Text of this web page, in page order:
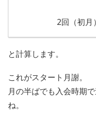
2回（初月
と計算します。
これがスタート月謝。
月の半ばでも入会時期
ね。